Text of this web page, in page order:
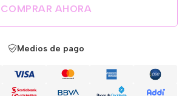
COMPRAR AHORA
Medios de pago